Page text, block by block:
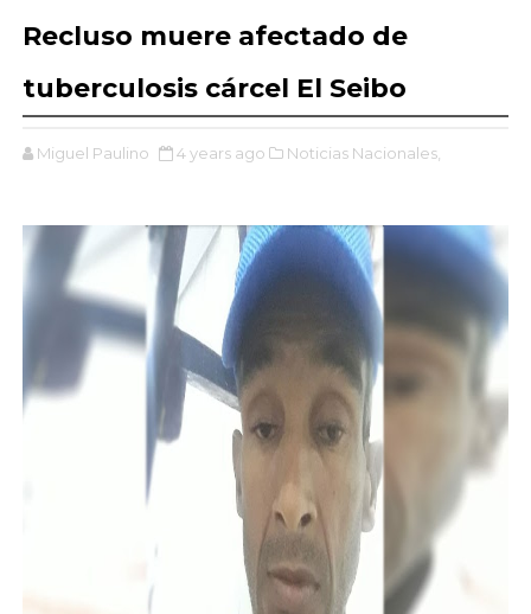
Recluso muere afectado de
tuberculosis cárcel El Seibo
Miguel Paulino 4 years ago Noticias Nacionales,